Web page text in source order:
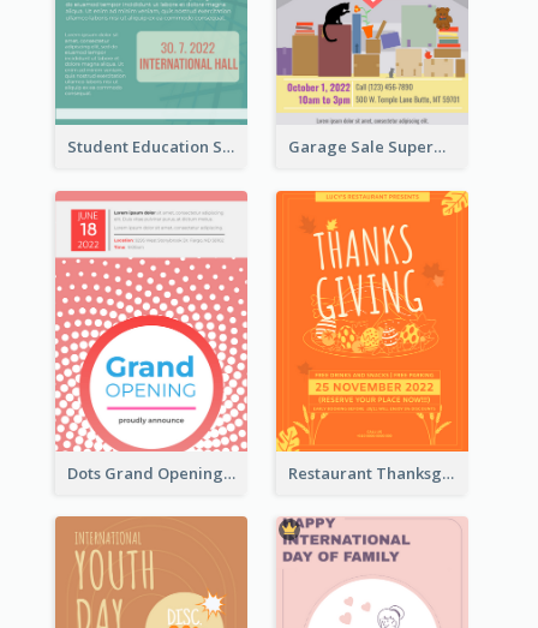
Student Education Study Flyer Garage Sale Supermarket Flyer
Dots Grand Opening Flyers Restaurant Thanksgiving Promote Flyers